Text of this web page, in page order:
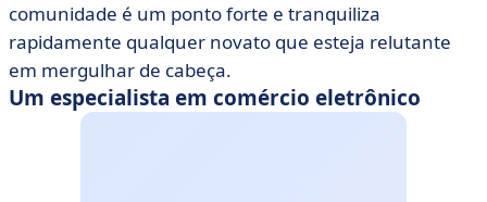
comunidade é um ponto forte e tranquiliza
rapidamente qualquer novato que esteja relutante
em mergulhar de cabeça.
Um especialista em comércio eletrônico